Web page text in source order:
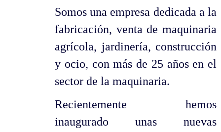
Somos una empresa dedicada a la
fabricación, venta de maquinaria
agrícola, jardinería, construcción
y ocio, con más de 25 años en el
sector de la maquinaria.
Recientemente hemos
inaugurado unas nuevas